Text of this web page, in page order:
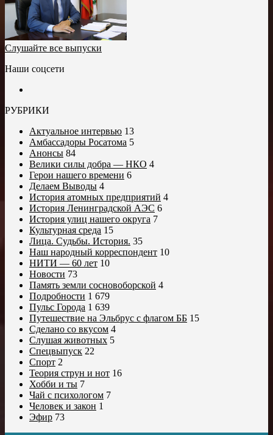
Слушайте все выпуски
Наши соцсети
РУБРИКИ
Актуальное интервью 13
Амбассадоры Росатома 5
Анонсы 84
Велики силы добра — НКО 4
Герои нашего времени 6
Делаем Выводы 4
История атомных предприятий 4
История Ленинградской АЭС 6
История улиц нашего округа 7
Культурная среда 15
Лица. Судьбы. История. 35
Наш народный корреспондент 10
НИТИ — 60 лет 10
Новости 73
Память земли сосновоборской 4
Подробности 1 679
Пульс Города 1 639
Путешествие на Эльбрус с флагом ББ 15
Сделано со вкусом 4
Слушая животных 5
Спецвыпуск 22
Спорт 2
Теория струн и нот 16
Хобби и ты 7
Чай с психологом 7
Человек и закон 1
Эфир 73